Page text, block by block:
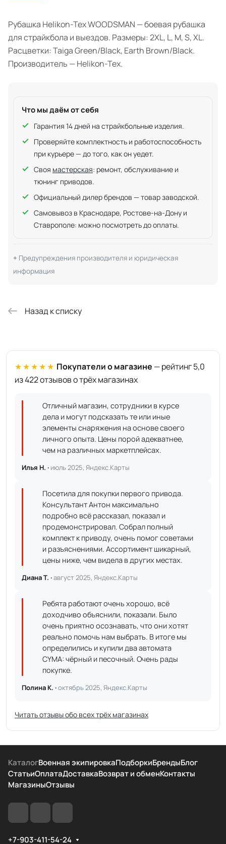
Рубашка Helikon-Tex WOODSMAN — боевая рубашка
для страйкбола и выездов. Размеры: 2XL, L, M, S, XL.
Расцветки: Taiga Green/Black, Earth Brown/Black.
Производитель — Helikon-Tex.
Что мы даём от себя
Гарантия 14 дней на страйкбольные изделия.
Проверяйте комплектность и работоспособность
при курьере — до того, как он уедет.
Своя мастерская: ремонт, обслуживание и
тюнинг приводов.
Официальный дилер брендов — товар заводской.
Самовывоз в Краснодаре, Ростове-на-Дону и
Ставрополе: можно посмотреть до оплаты.
Предупреждения производителя и юридическая
информация
Назад к списку
★★★★★ Покупатели о магазине — рейтинг 5,0
из 422 отзывов о трёх магазинах
Отличный магазин, сотрудники в курсе
дела и могут подсказать те или иные
элементы снаряжения на основе своего
личного опыта. Цены порой адекватнее,
чем на различных маркетплейсах.
Илья Н. · июль 2025, Яндекс.Карты
Посетила для покупки первого привода.
Консультант Антон максимально
подробно всё рассказал, показал и
продемонстрировал. Собрал полный
комплект к приводу, очень помог советами
и разъяснениями. Ассортимент шикарный,
цены ниже, чем видела в других местах.
Диана Т. ·август 2025, Яндекс.Карты
Ребята работают очень хорошо, всё
доходчиво объяснили, показали. Было
очень приятно осознавать, что они хотят
реально помочь нам выбрать. В итоге мы
определились и купили два автомата
CYMA: чёрный и песочный. Очень рады
покупке.
Полина К. ·октябрь 2025, Яндекс.Карты
Читать отзывы обо всех трёх магазинах
КаталогВоенная экипировкаПодборкиБрендыБлог
СтатьиОплатаДоставкаВозврат и обменКонтакты
МагазиныОтзывы
+7-903-411-54-24